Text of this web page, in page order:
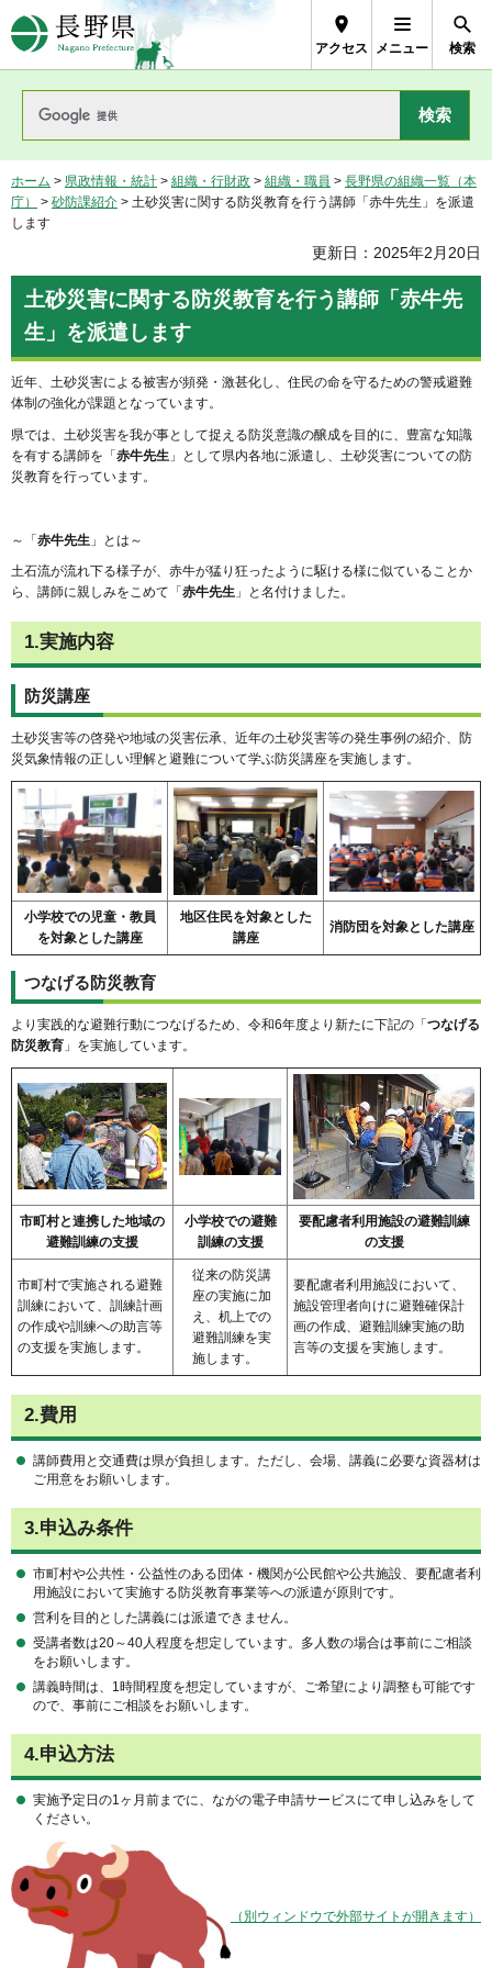
長野県Nagano Prefecture
アクセス メニュー 検索
ホーム > 県政情報・統計 > 組織・行財政 > 組織・職員 > 長野県の組織一覧（本
庁）
> 砂防課紹介 > 土砂災害に関する防災教育を行う講師「赤牛先生」を派遣
します
更新日：2025年2月20日
土砂災害に関する防災教育を行う講師「赤牛先
生」を派遣します
近年、土砂災害による被害が頻発・激甚化し、住民の命を守るための警戒避難
体制の強化が課題となっています。
県では、土砂災害を我が事として捉える防災意識の醸成を目的に、豊富な知識
を有する講師を「 赤牛先生 」として県内各地に派遣し、土砂災害についての防
災教育を行っています。
～「赤牛先生 」とは～
土石流が流れ下る様子が、赤牛が猛り狂ったように駆ける様に似ていることか
ら、講師に親しみをこめて「 赤牛先生 」と名付けました。
1.実施内容
防災講座
土砂災害等の啓発や地域の災害伝承、近年の土砂災害等の発生事例の紹介、防
災気象情報の正しい理解と避難について学ぶ防災講座を実施します。
小学校での児童・教員
を対象とした講座
地区住民を対象とした
講座
消防団を対象とした講座
つなげる防災教育
より実践的な避難行動につなげるため、令和6年度より新たに下記の「 つなげる
防災教育 」を実施しています。
市町村と連携した地域の
避難訓練の支援
小学校での避難
訓練の支援
要配慮者利用施設の避難訓練
の支援
市町村で実施される避難
訓練において、訓練計画
の作成や訓練への助言等
の支援を実施します。
従来の防災講
座の実施に加
え、机上での
避難訓練を実
施します。
要配慮者利用施設において、
施設管理者向けに避難確保計
画の作成、避難訓練実施の助
言等の支援を実施します。
2.費用
講師費用と交通費は県が負担します。ただし、会場、講義に必要な資器材は
ご用意をお願いします。
3.申込み条件
市町村や公共性・公益性のある団体・機関が公民館や公共施設、要配慮者利
用施設において実施する防災教育事業等への派遣が原則です。
営利を目的とした講義には派遣できません。
受講者数は20～40人程度を想定しています。多人数の場合は事前にご相談
をお願いします。
講義時間は、1時間程度を想定していますが、ご希望により調整も可能です
ので、事前にご相談をお願いします。
4.申込方法
実施予定日の1ヶ月前までに、ながの電子申請サービスにて申し込みをして
ください。
（別ウィンドウで外部サイトが開きます）